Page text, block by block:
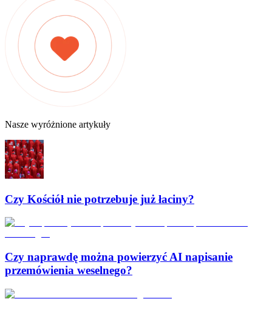
Nasze wyróżnione artykuły
Czy Kościół nie potrzebuje już łaciny?
Czy naprawdę można powierzyć AI napisanie
przemówienia weselnego?